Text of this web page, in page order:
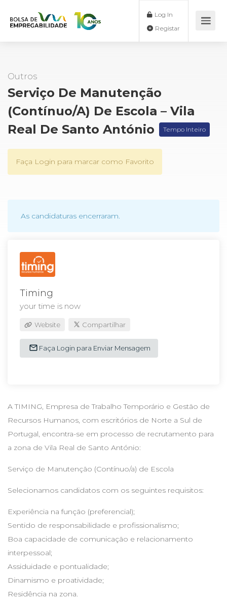
Log In
Outros
Serviço De Manutenção
(Contínuo/a) De Escola – Vila
Real De Santo António
Tempo Inteiro
Faça Login para marcar como Favorito
As candidaturas encerraram.
Timing
your time is now
Website Compartilhar
Faça Login para Enviar Mensagem
A TIMING, Empresa de Trabalho Temporário e Gestão de
Recursos Humanos, com escritórios de Norte a Sul de
Portugal, encontra-se em processo de recrutamento para
a zona de Vila Real de Santo António:
Serviço de Manutenção (Contínuo/a) de Escola
Selecionamos candidatos com os seguintes requisitos:
Experiência na função (preferencial);
Sentido de responsabilidade e profissionalismo;
Boa capacidade de comunicação e relacionamento
interpessoal;
Assiduidade e pontualidade;
Dinamismo e proatividade;
Residência na zona.